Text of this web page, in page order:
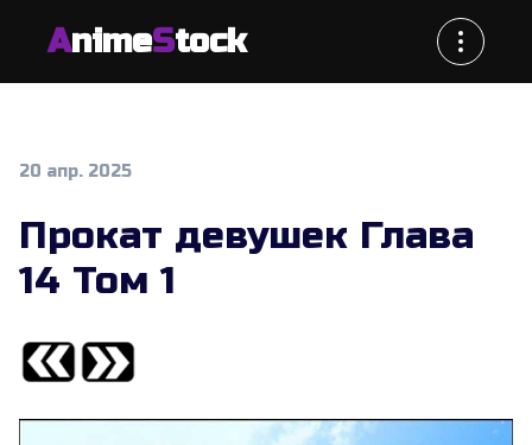
AnimeStock
20 апр. 2025
Прокат девушек Глава
14 Том 1